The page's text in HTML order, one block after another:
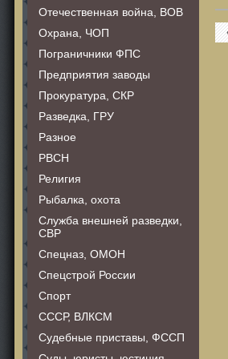
Отечественная война, ВОВ
Охрана, ЧОП
Пограничники ФПС
Предприятия заводы
Прокуратура, СКР
Разведка, ГРУ
Разное
РВСН
Религия
Рыбалка, охота
Служба внешней разведки,
СВР
Спецназ, ОМОН
Спецстрой России
Спорт
СССР, ВЛКСМ
Судебные приставы, ФССП